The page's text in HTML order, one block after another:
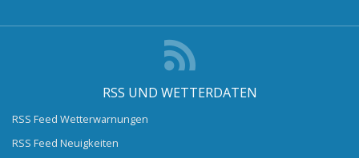
RSS UND WETTERDATEN
RSS Feed Wetterwarnungen
RSS Feed Neuigkeiten